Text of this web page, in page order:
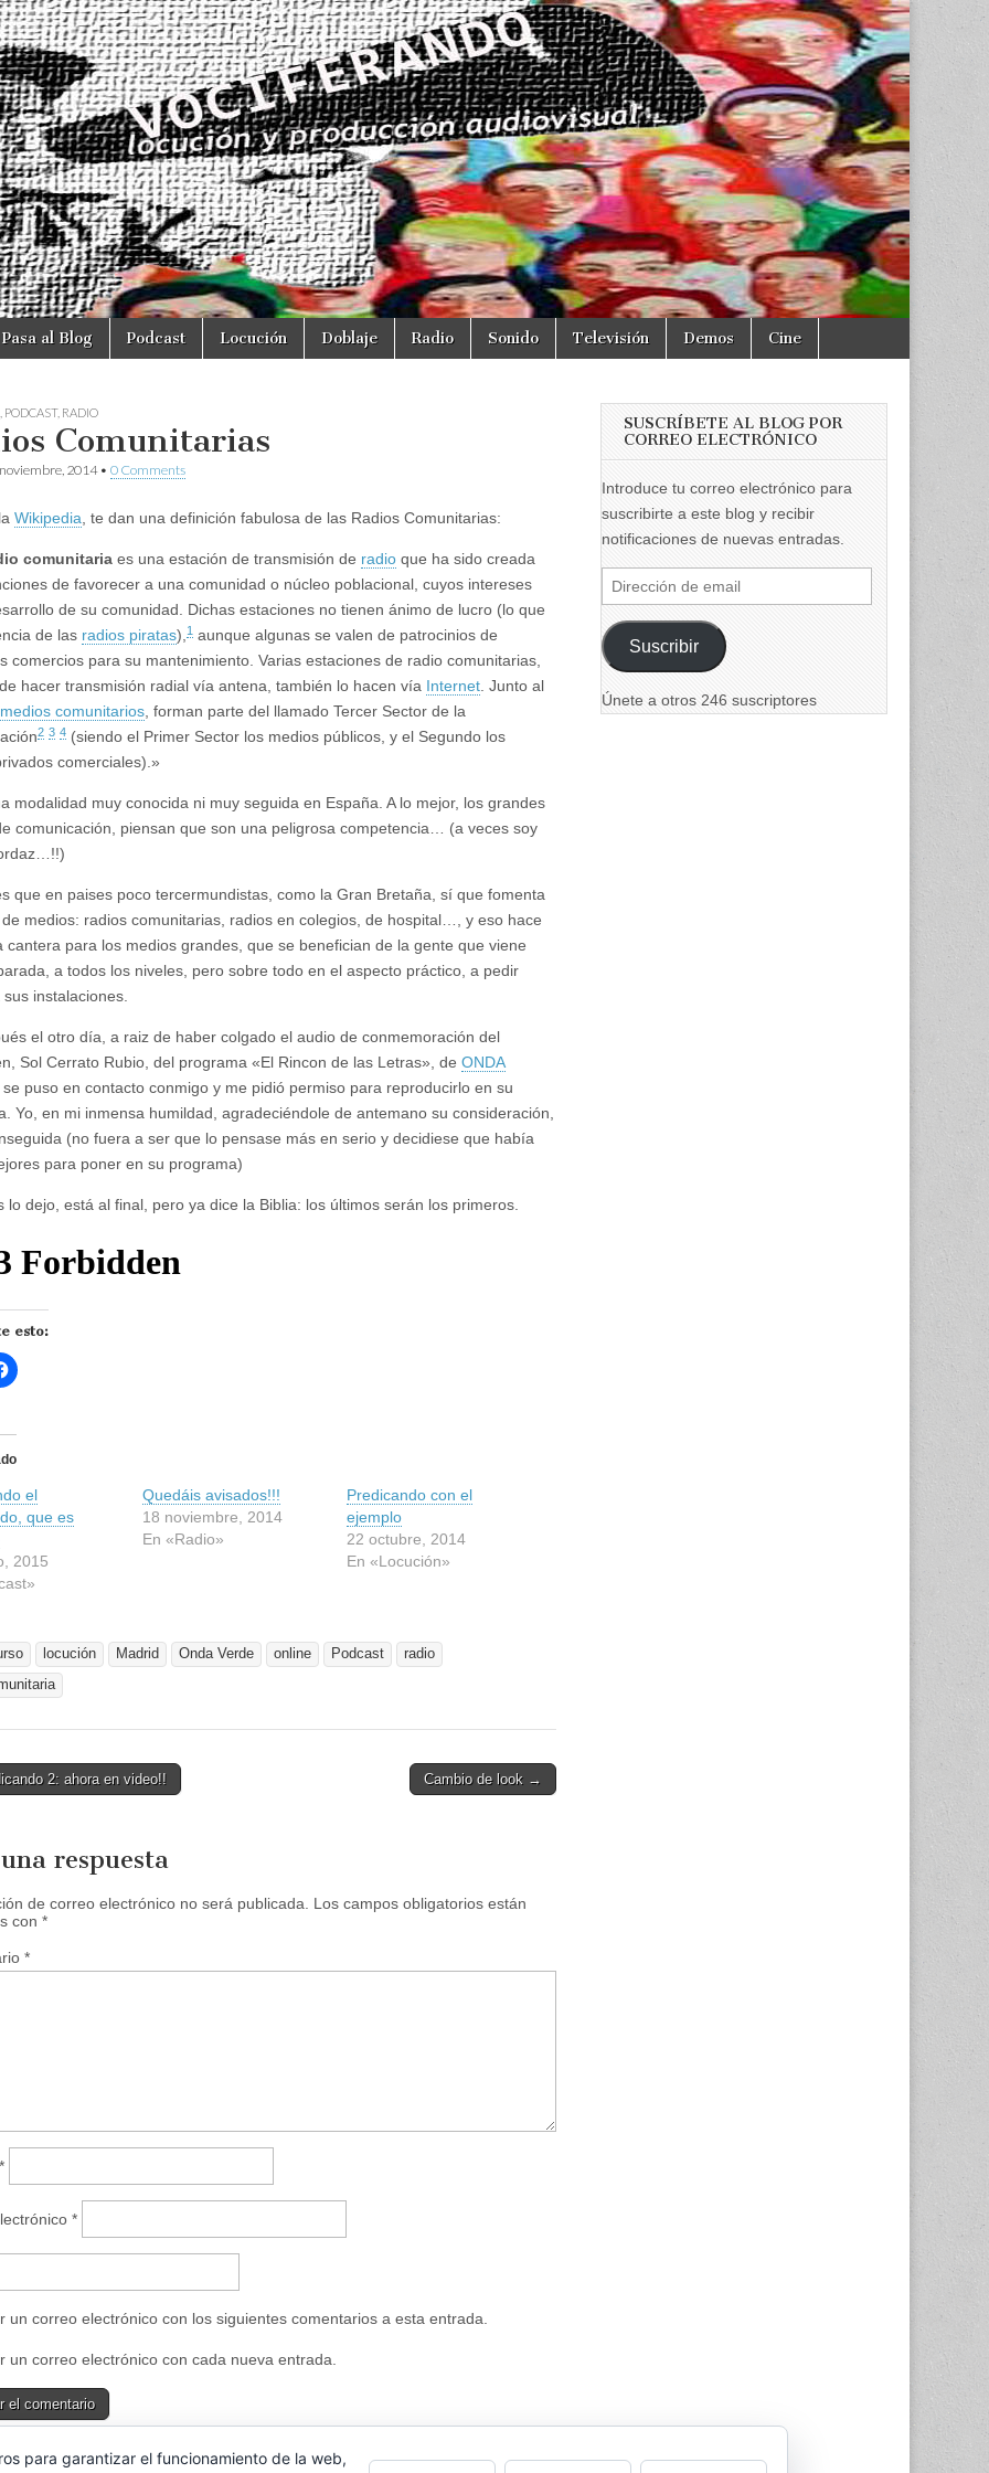
Pasa al Blog Podcast Locución Doblaje Radio Sonido Televisión Demos Cine
PODCAST, RADIO
Comunitarias
2014• 0 Comments
Wikipedia , te dan una definición fabulosa de las Radios Comunitarias:
comunitaria es una estación de transmisión de radio que ha sido creada
de favorecer a una comunidad o núcleo poblacional, cuyos intereses
de su comunidad. Dichas estaciones no tienen ánimo de lucro (lo que
de las radios piratas), 1 aunque algunas se valen de patrocinios de
comercios para su mantenimiento. Varias estaciones de radio comunitarias,
hacer transmisión radial vía antena, también lo hacen vía Internet . Junto al
medios comunitarios , forman parte del llamado Tercer Sector de la
2 3 4 (siendo el Primer Sector los medios públicos, y el Segundo los
comerciales).»
modalidad muy conocida ni muy seguida en España. A lo mejor, los grandes
comunicación, piensan que son una peligrosa competencia… (a veces soy
que en paises poco tercermundistas, como la Gran Bretaña, sí que fomenta
medios: radios comunitarias, radios en colegios, de hospital…, y eso hace
cantera para los medios grandes, que se benefician de la gente que viene
a todos los niveles, pero sobre todo en el aspecto práctico, a pedir
instalaciones.
el otro día, a raiz de haber colgado el audio de conmemoración del
Sol Cerrato Rubio, del programa «El Rincon de las Letras», de ONDA
, se puso en contacto conmigo y me pidió permiso para reproducirlo en su
Yo, en mi inmensa humildad, agradeciéndole de antemano su consideración,
(no fuera a ser que lo pensase más en serio y decidiese que había
para poner en su programa)
lo dejo, está al final, pero ya dice la Biblia: los últimos serán los primeros.
esto:
H
a
i
c
p
r
a
c
m
p
a
r
e
n
F
a
e
o
k
(
b
r
e
n
u
a
v
a
el
que es
2015
Quedáis avisados!!!
18 noviembre, 2014
En «Radio»
Predicando con el
ejemplo
22 octubre, 2014
En «Locución»
locución Madrid Onda Verde online Podcast
radio
2: ahora en video!! Cambio de look →
respuesta
de correo electrónico no será publicada.
Los campos obligatorios están
con *
*
*
*
un correo electrónico con los siguientes comentarios a esta entrada.
un correo electrónico con cada nueva entrada.
Akismet to reduce spam.Learn how your comment data is processed.
SUSCRÍBETE AL BLOG POR
CORREO ELECTRÓNICO
Introduce tu correo electrónico para
suscribirte a este blog y recibir
notificaciones de nuevas entradas.
Dirección
de
email
Suscribir
Únete a otros 246 suscriptores
para garantizar el funcionamiento de la web,